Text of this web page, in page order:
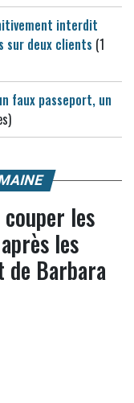
interdit
sur deux clients (1
faux passeport, un
les
les
Barbara